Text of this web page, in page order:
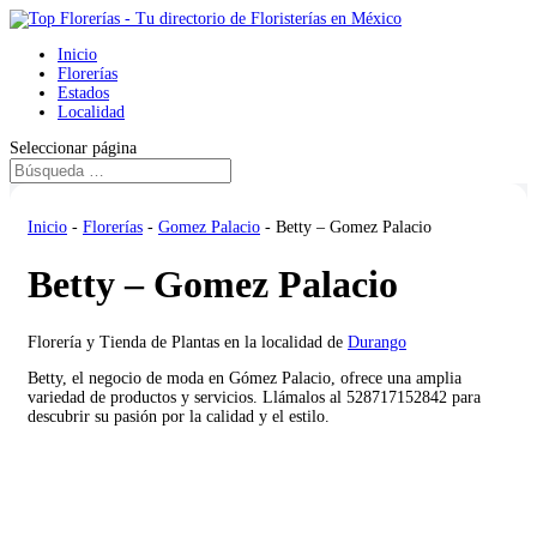
Inicio
Florerías
Estados
Localidad
Seleccionar página
Inicio - Florerías - Gomez Palacio - Betty – Gomez Palacio
Betty – Gomez Palacio
Florería y Tienda de Plantas en la localidad de Durango
Betty, el negocio de moda en Gómez Palacio, ofrece una amplia
variedad de productos y servicios. Llámalos al 528717152842 para
descubrir su pasión por la calidad y el estilo.